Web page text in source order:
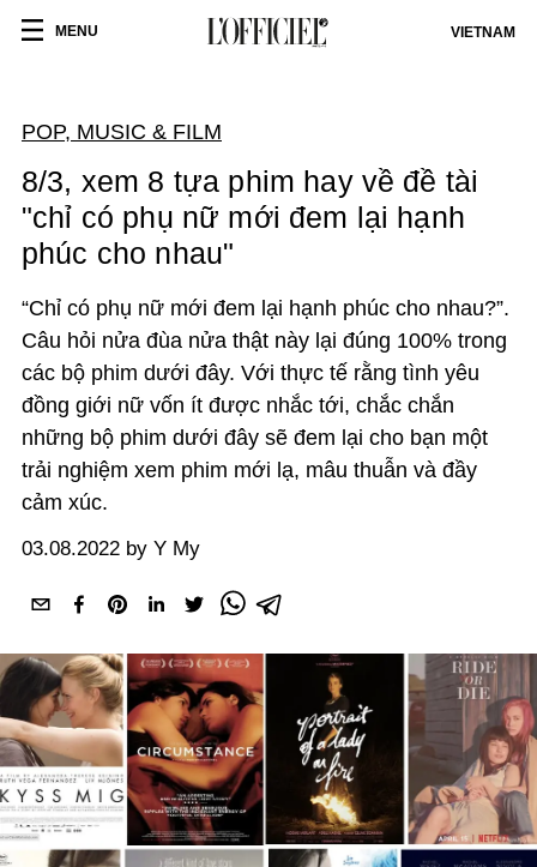
MENU VIETNAM
POP, MUSIC & FILM
8/3, xem 8 tựa phim hay về đề tài
"chỉ có phụ nữ mới đem lại hạnh
phúc cho nhau"
“Chỉ có phụ nữ mới đem lại hạnh phúc cho nhau?”.
Câu hỏi nửa đùa nửa thật này lại đúng 100% trong
các bộ phim dưới đây. Với thực tế rằng tình yêu
đồng giới nữ vốn ít được nhắc tới, chắc chắn
những bộ phim dưới đây sẽ đem lại cho bạn một
trải nghiệm xem phim mới lạ, mâu thuẫn và đầy
cảm xúc.
03.08.2022 by Y My